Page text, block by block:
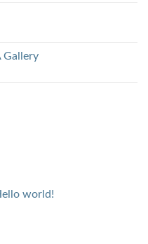
Gallery
world!